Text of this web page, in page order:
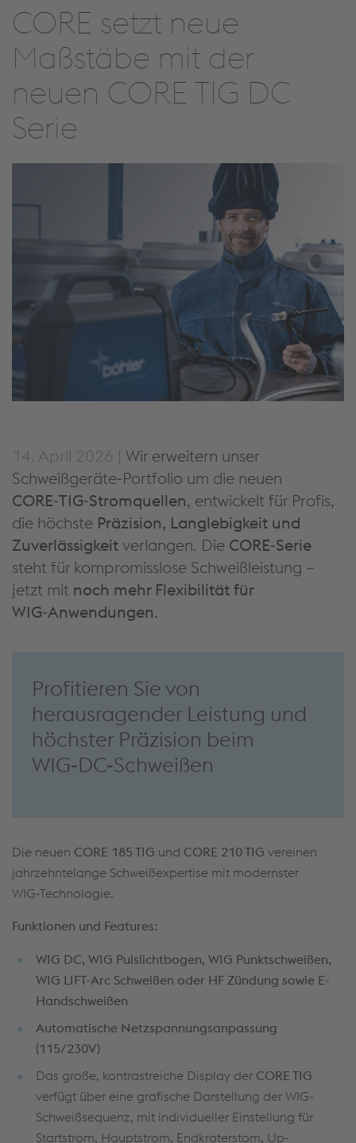
CORE setzt neue
Maßstäbe mit der
neuen CORE TIG DC
Serie
14. April 2026 | Wir erweitern unser
Schweißgeräte‑Portfolio um die neuen
CORE‑TIG‑Stromquellen, entwickelt für Profis,
die höchste Präzision, Langlebigkeit und
Zuverlässigkeit verlangen. Die CORE‑Serie
steht für kompromisslose Schweißleistung –
jetzt mit noch mehr Flexibilität für
WIG‑Anwendungen.
Profitieren Sie von
herausragender Leistung und
höchster Präzision beim
WIG‑DC‑Schweißen
Die neuen CORE 185 TIG und CORE 210 TIG vereinen
jahrzehntelange Schweißexpertise mit modernster
WIG‑Technologie.
Funktionen und Features:
WIG DC, WIG Pulslichtbogen, WIG Punktschweißen,
WIG LIFT-Arc Schweißen oder HF Zündung sowie E-
Handschweißen
Automatische Netzspannungsanpassung
(115/230V)
Das große, kontrastreiche Display der CORE TIG
verfügt über eine grafische Darstellung der WIG-
Schweißsequenz, mit individueller Einstellung für
Startstrom, Hauptstrom, Endkraterstom, Up-